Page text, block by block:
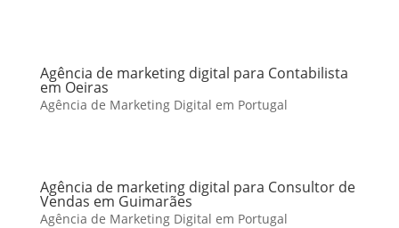
Agência de marketing digital para Contabilista
em Oeiras
Agência de Marketing Digital em Portugal
Agência de marketing digital para Consultor de
Vendas em Guimarães
Agência de Marketing Digital em Portugal